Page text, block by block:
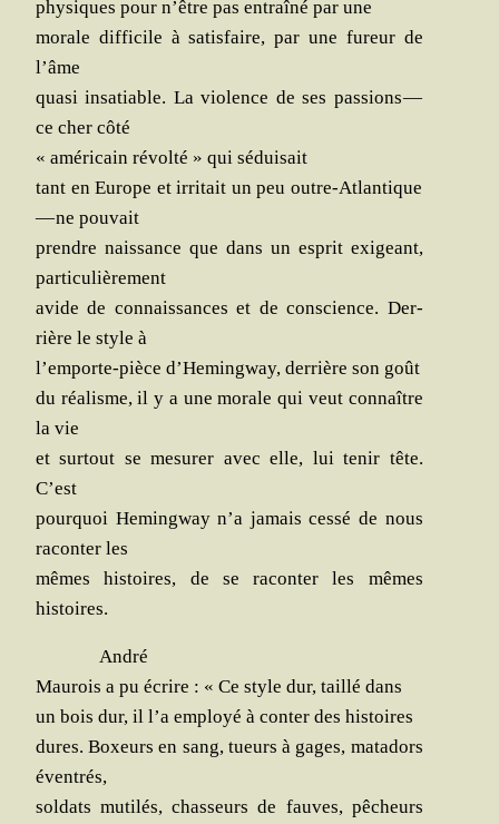
phy­siques pour n’être pas entraî­né par une
morale dif­fi­cile à satis­faire, par une fureur de
l’âme
qua­si insa­tiable. La vio­lence de ses pas­sions —
ce cher côté
« amé­ri­cain révol­té » qui séduisait
tant en Europe et irri­tait un peu outre-Atlan­tique
— ne pouvait
prendre nais­sance que dans un esprit exi­geant,
particulièrement
avide de connais­sances et de conscience. Der­
rière le style à
l’emporte-pièce d’Hemingway, der­rière son goût
du réa­lisme, il y a une morale qui veut connaître
la vie
et sur­tout se mesu­rer avec elle, lui tenir tête.
C’est
pour­quoi Heming­way n’a jamais ces­sé de nous
racon­ter les
mêmes his­toires, de se racon­ter les mêmes
histoires.
André
Mau­rois a pu écrire : « Ce style dur, taillé dans
un bois dur, il l’a employé à conter des histoires
dures. Boxeurs en sang, tueurs à gages, mata­dors
éventrés,
sol­dats muti­lés, chas­seurs de fauves, pêcheurs